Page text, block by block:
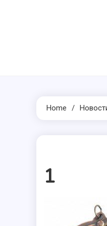
Home
1